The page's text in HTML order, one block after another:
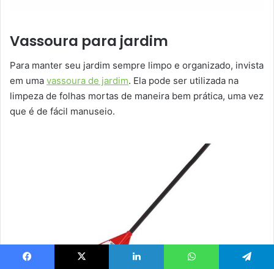
Vassoura para jardim
Para manter seu jardim sempre limpo e organizado, invista
em uma vassoura de jardim. Ela pode ser utilizada na
limpeza de folhas mortas de maneira bem prática, uma vez
que é de fácil manuseio.